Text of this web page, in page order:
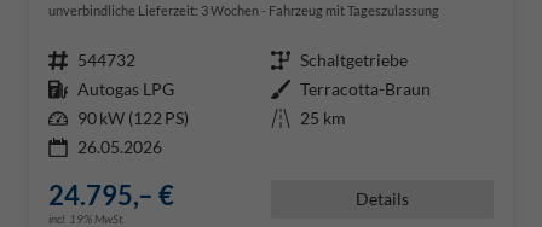
unverbindliche Lieferzeit: 3 Wochen Fahrzeug mit Tageszulassung
Fahrzeugnr. 544732 Getriebe Schaltgetriebe
Kraftstoff Autogas LPG Außenfarbe Terracotta-Braun
Leistung 90 kW (122 PS) Kilometerstand 25 km
26.05.2026
24.795,– €
incl. 19% MwSt.
Details